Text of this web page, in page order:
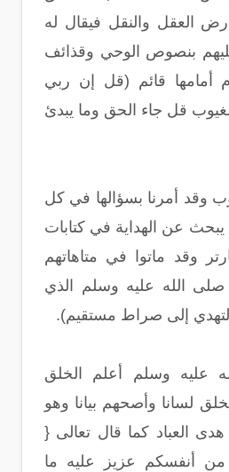
العقل والنقل فيقال له
عليهم بنصوص الوحي وقذائف
أمامها قائم (قل إن ربي
قل جاء الحق وما يبدئ
وقد أمرنا بسؤالها في كل
عن الهداية في كتابات
وقد ماتوا في متاهاتهم
الله عليه وسلم الذي
لتهدي إلى صراط مستقيم).
عليه وسلم أعلم الخلق
لسانا وأصحهم بيانا وهو
العباد كما قال تعالى {
أنفسكم عزيز عليه ما